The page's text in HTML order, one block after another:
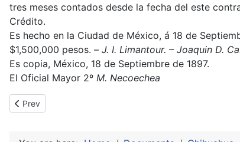
tres meses contados desde la fecha del este
Crédito.
Es hecho en la Ciudad de México, á 18 de
$1,500,000 pesos. – J. I. Limantour. – Joaquin D.
Es copia, México, 18 de Septiembre de 1897.
El Oficial Mayor 2º M. Necoechea
Previous article: contract with El Banco Comercial, Mexico
Prev